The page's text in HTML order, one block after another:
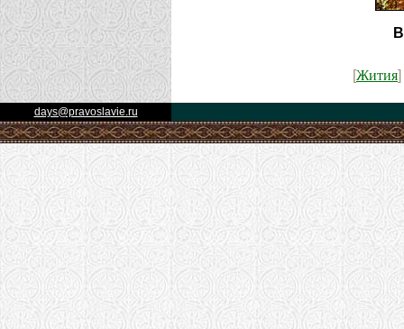
[Жития
days@pravoslavie.ru